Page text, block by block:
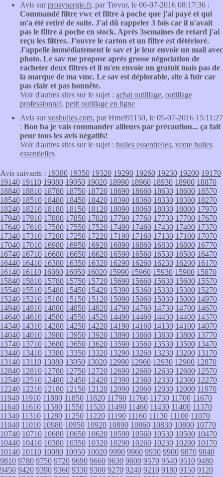
Avis surprosynergie.fr, par Trevor, le 06-07-2016 08:17:36 :
Commandé filtre vwc et filtre à poche que j'ai payé et qui
m'a été retiré de suite. J'ai dû rappeler 3 fois car il n'avait
pas le filtre à poche en stock. Après 3semaines de retard j'ai
reçu les filtres. J'ouvre le carton et un filtre est détérioré.
J'appelle immédiatement le sav et je leur envoie un mail avec
photo. Le sav me propose après grosse négociation de
racheter deux filtres et il m'en envoie un gratuit mais pas de
la marque de ma vmc. Le sav est déplorable, site à fuir car
pas clair et pas honnête.
Voir d'autres sites sur le sujet : achat outillage, outillage
professionnel, petit outillage en ligne
Avis survoshuiles.com, par Hmel91150, le 05-07-2016 15:11:27
: Bon ba je vais commander ailleurs par précaution... ça fait
peur tous les avis négatifs!
Voir d'autres sites sur le sujet : huiles essentielles, vente huiles
essentielles
Avis suivants : 19380 19350 19320 19290 19260 19230 19200 19170
19140 19110 19080 19050 19020 18990 18960 18930 18900 18870
18840 18810 18780 18750 18720 18690 18660 18630 18600 18570
18540 18510 18480 18450 18420 18390 18360 18330 18300 18270
18240 18210 18180 18150 18120 18090 18060 18030 18000 17970
17940 17910 17880 17850 17820 17790 17760 17730 17700 17670
17640 17610 17580 17550 17520 17490 17460 17430 17400 17370
17340 17310 17280 17250 17220 17190 17160 17130 17100 17070
17040 17010 16980 16950 16920 16890 16860 16830 16800 16770
16740 16710 16680 16650 16620 16590 16560 16530 16500 16470
16440 16410 16380 16350 16320 16290 16260 16230 16200 16170
16140 16110 16080 16050 16020 15990 15960 15930 15900 15870
15840 15810 15780 15750 15720 15690 15660 15630 15600 15570
15540 15510 15480 15450 15420 15390 15360 15330 15300 15270
15240 15210 15180 15150 15120 15090 15060 15030 15000 14970
14940 14910 14880 14850 14820 14790 14760 14730 14700 14670
14640 14610 14580 14550 14520 14490 14460 14430 14400 14370
14340 14310 14280 14250 14220 14190 14160 14130 14100 14070
14040 14010 13980 13950 13920 13890 13860 13830 13800 13770
13740 13710 13680 13650 13620 13590 13560 13530 13500 13470
13440 13410 13380 13350 13320 13290 13260 13230 13200 13170
13140 13110 13080 13050 13020 12990 12960 12930 12900 12870
12840 12810 12780 12750 12720 12690 12660 12630 12600 12570
12540 12510 12480 12450 12420 12390 12360 12330 12300 12270
12240 12210 12180 12150 12120 12090 12060 12030 12000 11970
11940 11910 11880 11850 11820 11790 11760 11730 11700 11670
11640 11610 11580 11550 11520 11490 11460 11430 11400 11370
11340 11310 11280 11250 11220 11190 11160 11130 11100 11070
11040 11010 10980 10950 10920 10890 10860 10830 10800 10770
10740 10710 10680 10650 10620 10590 10560 10530 10500 10470
10440 10410 10380 10350 10320 10290 10260 10230 10200 10170
10140 10110 10080 10050 10020 9990 9960 9930 9900 9870 9840
9810 9780 9750 9720 9690 9660 9630 9600 9570 9540 9510 9480
9450 9420 9390 9360 9330 9300 9270 9240 9210 9180 9150 9120